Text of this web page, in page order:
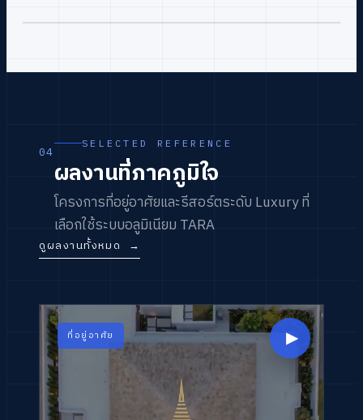
04
SELECTED REFERENCE
ผลงานที่ภาคภูมิใจ
โครงการที่อยู่อาศัยและรีสอร์ตระดับ Luxury ที่
เลือกใช้ระบบอลูมิเนียม TARA
ดูผลงานทั้งหมด →
ที่อยู่อาศัย ▶